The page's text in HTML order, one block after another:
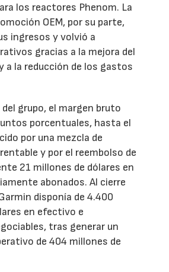
los reactores Phenom. La
OEM, por su parte,
ingresos y volvió a
gracias a la mejora del
a la reducción de los gastos
grupo, el margen bruto
porcentuales, hasta el
por una mezcla de
y por el reembolso de
21 millones de dólares en
abonados. Al cierre
disponía de 4.400
en efectivo e
tras generar un
de 404 millones de